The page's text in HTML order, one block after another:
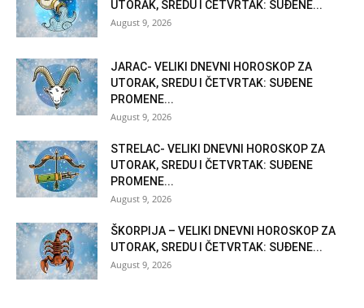
UTORAK, SREDU I ČETVRTAK: SUĐENE...
August 9, 2026
JARAC- VELIKI DNEVNI HOROSKOP ZA
UTORAK, SREDU I ČETVRTAK: SUĐENE
PROMENE...
August 9, 2026
STRELAC- VELIKI DNEVNI HOROSKOP ZA
UTORAK, SREDU I ČETVRTAK: SUĐENE
PROMENE...
August 9, 2026
ŠKORPIJA – VELIKI DNEVNI HOROSKOP ZA
UTORAK, SREDU I ČETVRTAK: SUĐENE...
August 9, 2026